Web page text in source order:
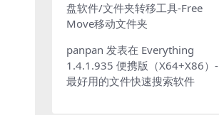
盘软件/文件夹转移工具-Free
Move移动文件夹
panpan 发表在 Everything
1.4.1.935 便携版（X64+X86）-
最好用的文件快速搜索软件